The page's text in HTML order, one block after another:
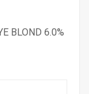
BLOND 6.0%